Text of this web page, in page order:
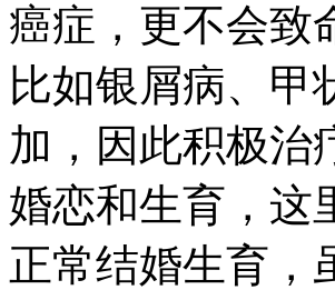
癌症，更不会致
比如银屑病、甲
加，因此积极治
婚恋和生育，这
正常结婚生育，